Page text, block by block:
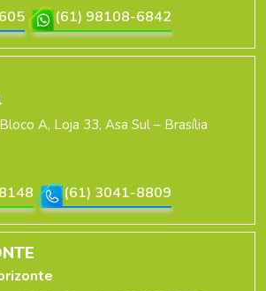
(61) 98108-6842
A, Loja 33, Asa Sul – Brasília
(61) 3041-8809